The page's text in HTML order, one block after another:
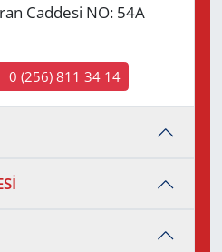
Caddesi NO: 54A
0 (256) 811 34 14